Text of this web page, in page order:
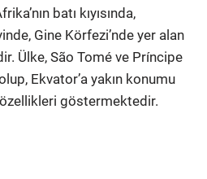
batı kıyısında,
Gine Körfezi’nde yer alan
Ülke, São Tomé ve Príncipe
Ekvator’a yakın konumu
göstermektedir.